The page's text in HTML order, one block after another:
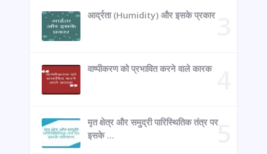
आर्द्रता (Humidity) और इसके प्रकार
वाष्पीकरण को प्रभावित करने वाले कारक
मृत क्षेत्र और समुद्री पारिस्थितिक तंत्र पर
इसके …